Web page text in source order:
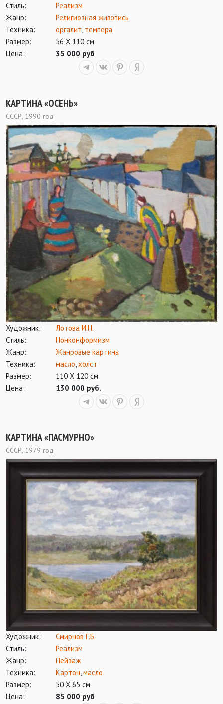
Стиль:
Реализм
Жанр:
Религиозная живопись
Техника:
оргалит, темпера
Размер:
56 Х 110 см
Цена:
35 000 руб
КАРТИНА «ОСЕНЬ»
СССР, 1990 год
Художник:
Лотова И.Н.
Стиль:
Нонконформизм
Жанр:
Жанровые картины
Техника:
масло,холст
Размер:
110 Х 120 см
Цена:
130 000 руб.
КАРТИНА «ПАСМУРНО»
СССР, 1979 год
Художник:
Смирнов Г.Б.
Стиль:
Реализм
Жанр:
Пейзаж
Техника:
Картон,масло
Размер:
50 Х 65 см
Цена:
85 000 руб